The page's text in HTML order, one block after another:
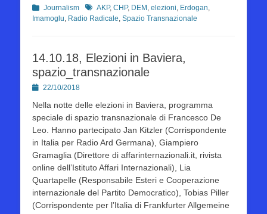
Kategorien
Journalism Schlagworte
AKP, CHP, DEM , elezioni, Erdogan,
Imamoglu, Radio Radicale, Spazio Transnazionale
14.10.18, Elezioni in Baviera,
spazio_transnazionale
Posted22/10/2018
Nella notte delle elezioni in Baviera, programma
speciale di spazio transnazionale di Francesco De
Leo. Hanno partecipato Jan Kitzler (Corrispondente
in Italia per Radio Ard Germana), Giampiero
Gramaglia (Direttore di affarinternazionali.it, rivista
online dell’Istituto Affari Internazionali), Lia
Quartapelle (Responsabile Esteri e Cooperazione
internazionale del Partito Democratico), Tobias Piller
(Corrispondente per l’Italia di Frankfurter Allgemeine